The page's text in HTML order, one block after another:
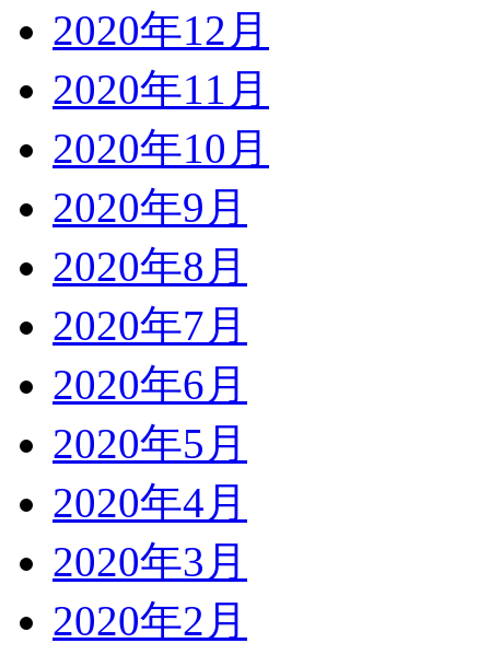
2020年12月
2020年11月
2020年10月
2020年9月
2020年8月
2020年7月
2020年6月
2020年5月
2020年4月
2020年3月
2020年2月